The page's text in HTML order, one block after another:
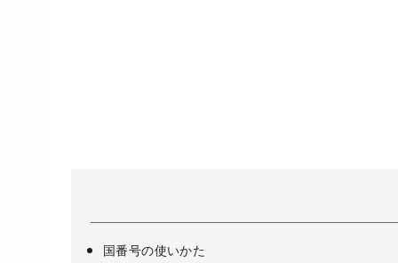
国番号の使いかた